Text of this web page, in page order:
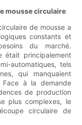
mousse circulaire
de mousse a
constants et
du marché.
était principalement
automatiques, tels
qui manquaient
à la demande
de production
plus complexes, le
circulaire de